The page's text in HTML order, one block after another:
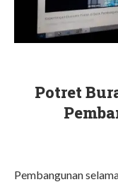
Potret
Pembangunan